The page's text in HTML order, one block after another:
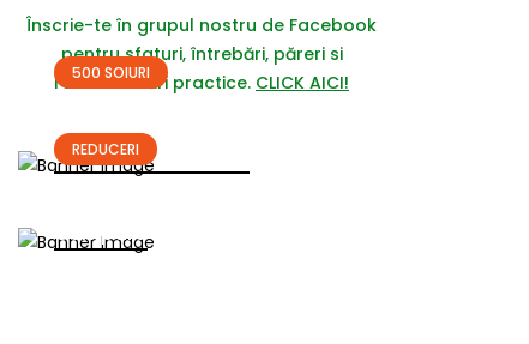
Înscrie-te în grupul nostru de Facebook
pentru sfaturi, întrebări, păreri si
recomandări practice. CLICK AICI!
500 SOIURI
Descopera Colectia
REDUCERI
Cumpara